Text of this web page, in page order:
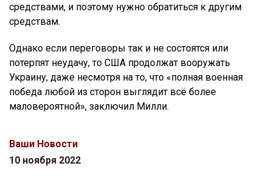
средствами, и поэтому нужно обратиться к другим
средствам.
Однако если переговоры так и не состоятся или
потерпят неудачу, то США продолжат вооружать
Украину, даже несмотря на то, что «полная военная
победа любой из сторон выглядит всё более
маловероятной», заключил Милли.
Ваши Новости
10 ноября 2022